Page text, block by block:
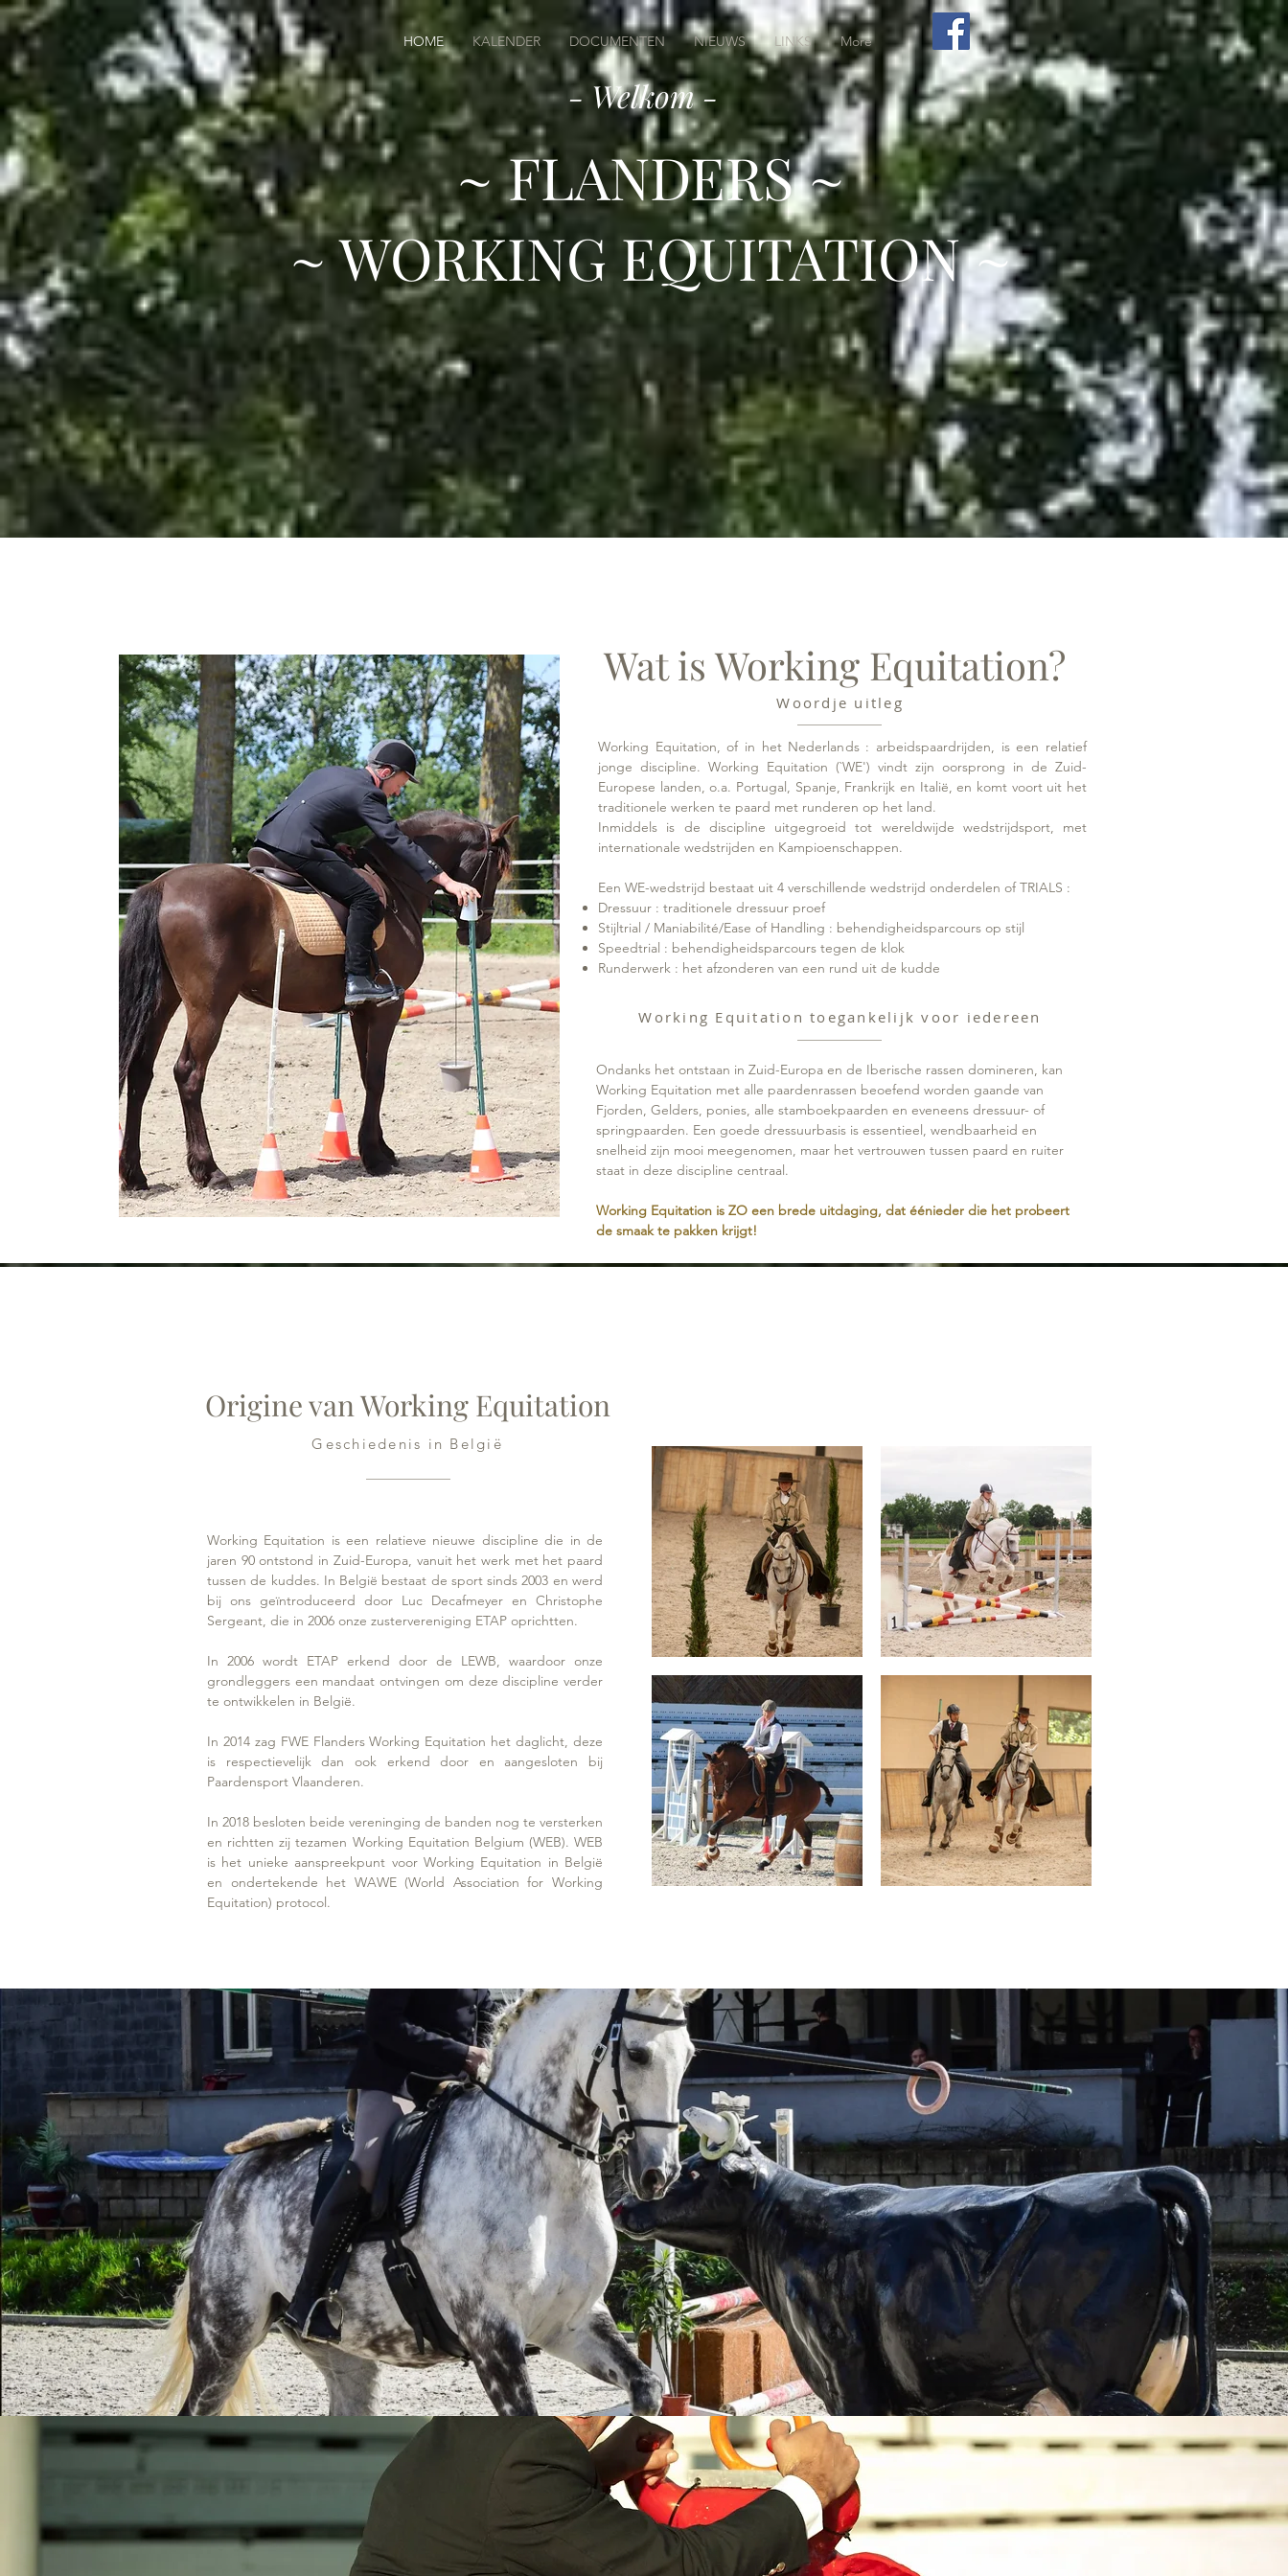
HOME KALENDER DOCUMENTEN NIEUWS LINKS More
- Welkom -
~ FLANDERS ~
~ WORKING EQUITATION ~
Wat is Working Equitation?
Woordje uitleg
Working Equitation, of in het Nederlands : arbeidspaardrijden, is een relatief
jonge discipline. Working Equitation (`WE') vindt zijn oorsprong in de Zuid-
Europese landen, o.a. Portugal, Spanje, Frankrijk en Italië, en komt voort uit het
traditionele werken te paard met runderen op het land.
Inmiddels is de discipline uitgegroeid tot wereldwijde wedstrijdsport, met
internationale wedstrijden en Kampioenschappen.
Een WE-wedstrijd bestaat uit 4 verschillende wedstrijd onderdelen of TRIALS :
Dressuur : traditionele dressuur proef
Stijltrial / Maniabilité/Ease of Handling : behendigheidsparcours op stijl
Speedtrial : behendigheidsparcours tegen de klok
Runderwerk : het afzonderen van een rund uit de kudde
Working Equitation toegankelijk voor iedereen
Ondanks het ontstaan in Zuid-Europa en de Iberische rassen domineren, kan
Working Equitation met alle paardenrassen beoefend worden gaande van
Fjorden, Gelders, ponies, alle stamboekpaarden en eveneens dressuur- of
springpaarden. Een goede dressuurbasis is essentieel, wendbaarheid en
snelheid zijn mooi meegenomen, maar het vertrouwen tussen paard en ruiter
staat in deze discipline centraal.
Working Equitation is ZO een brede uitdaging, dat éénieder die het probeert
de smaak te pakken krijgt!
Origine van Working Equitation
Geschiedenis in België
Working Equitation is een relatieve nieuwe discipline die in de
jaren 90 ontstond in Zuid-Europa, vanuit het werk met het paard
tussen de kuddes. In België bestaat de sport sinds 2003 en werd
bij ons geïntroduceerd door Luc Decafmeyer en Christophe
Sergeant, die in 2006 onze zustervereniging ETAP oprichtten.
In 2006 wordt ETAP erkend door de LEWB, waardoor onze
grondleggers een mandaat ontvingen om deze discipline verder
te ontwikkelen in België.
In 2014 zag FWE Flanders Working Equitation het daglicht, deze
is respectievelijk dan ook erkend door en aangesloten bij
Paardensport Vlaanderen.
In 2018 besloten beide vereninging de banden nog te versterken
en richtten zij tezamen Working Equitation Belgium (WEB). WEB
is het unieke aanspreekpunt voor Working Equitation in België
en ondertekende het WAWE (World Association for Working
Equitation) protocol.